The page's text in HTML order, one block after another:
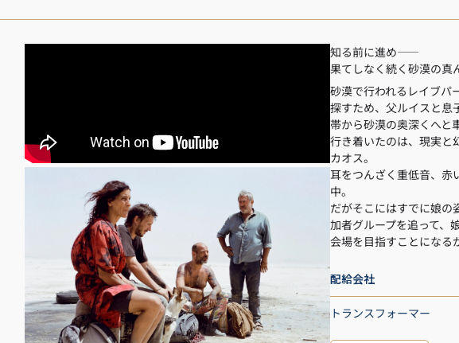
知る前に進め――
果てしなく続く砂漠の真
砂漠で行われるレイブパ
探すため、父ルイスと息
帯から砂漠の奥深くへと
行き着いたのは、現実と
カオス。
耳をつんざく重低音、赤
中。
だがそこにはすでに娘の
加者グループを追って、
会場を目指すことになる
配給会社
トランスフォーマー